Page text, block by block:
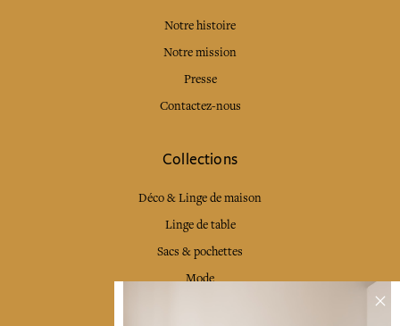
Notre histoire
Notre mission
Presse
Contactez-nous
Collections
Déco & Linge de maison
Linge de table
Sacs & pochettes
Mode